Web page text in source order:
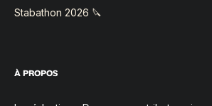
Stabathon 2026 🔪
À PROPOS